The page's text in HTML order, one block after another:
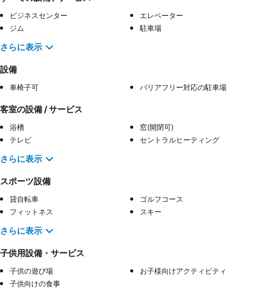
ビジネスセンター
エレベーター
ジム
駐車場
さらに表示
設備
車椅子可 バリアフリー対応の駐車場
客室の設備 / サービス
浴槽
窓(開閉可)
テレビ
セントラルヒーティング
さらに表示
スポーツ設備
貸自転車
ゴルフコース
フィットネス
スキー
さらに表示
子供用設備・サービス
子供の遊び場
お子様向けアクティビティ
子供向けの食事